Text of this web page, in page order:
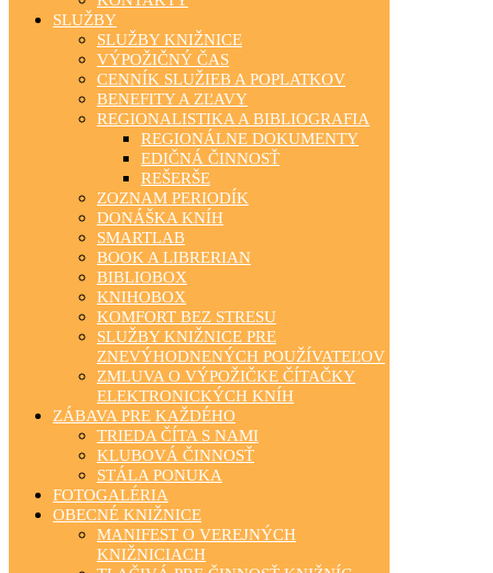
SLUŽBY
SLUŽBY KNIŽNICE
VÝPOŽIČNÝ ČAS
CENNÍK SLUŽIEB A POPLATKOV
BENEFITY A ZĽAVY
REGIONALISTIKA A BIBLIOGRAFIA
REGIONÁLNE DOKUMENTY
EDIČNÁ ČINNOSŤ
REŠERŠE
ZOZNAM PERIODÍK
DONÁŠKA KNÍH
SMARTLAB
BOOK A LIBRERIAN
BIBLIOBOX
KNIHOBOX
KOMFORT BEZ STRESU
SLUŽBY KNIŽNICE PRE
ZNEVÝHODNENÝCH POUŽÍVATEĽOV
ZMLUVA O VÝPOŽIČKE ČÍTAČKY
ELEKTRONICKÝCH KNÍH
ZÁBAVA PRE KAŽDÉHO
TRIEDA ČÍTA S NAMI
KLUBOVÁ ČINNOSŤ
STÁLA PONUKA
FOTOGALÉRIA
OBECNÉ KNIŽNICE
MANIFEST O VEREJNÝCH
KNIŽNICIACH